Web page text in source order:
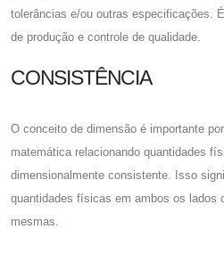
tolerâncias e/ou outras especificações.
de produção e controle de qualidade.
CONSISTÊNCIA
O conceito de dimensão é importante
matemática relacionando quantidades
dimensionalmente consistente. Isso
quantidades físicas em ambos os lados
mesmas.